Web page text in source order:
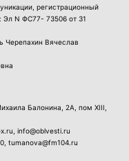
регистрационный
Эл N ФС77- 73506 от 31
Черепахин Вячеслав
Балонина, 2А, пом XIII,
info@oblvesti.ru
, tumanova@fm104.ru